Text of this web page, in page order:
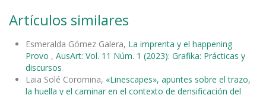
Artículos similares
Esmeralda Gómez Galera, La imprenta y el happening
Provo , AusArt: Vol. 11 Núm. 1 (2023): Grafika: Prácticas y
discursos
Laia Solé Coromina, «Linescapes», apuntes sobre el trazo,
la huella y el caminar en el contexto de densificación del